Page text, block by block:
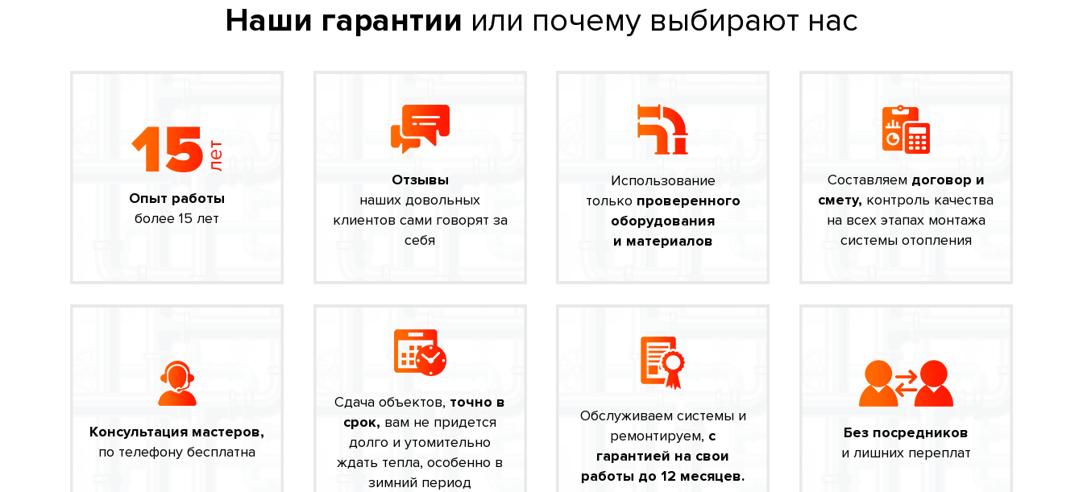
Наши гарантии или почему выбирают нас
Опыт работы
более 15 лет
Отзывы
наших довольных
клиентов сами говорят за
себя
Использование
только проверенного
оборудования
и материалов
Составляем договор и
смету, контроль качества
на всех этапах монтажа
системы отопления
Консультация мастеров,
по телефону бесплатна
Сдача объектов, точно в
срок, вам не придется
долго и утомительно
ждать тепла, особенно в
зимний период
Обслуживаем системы и
ремонтируем, с
гарантией на свои
работы до 12 месяцев.
Без посредников
и лишних переплат